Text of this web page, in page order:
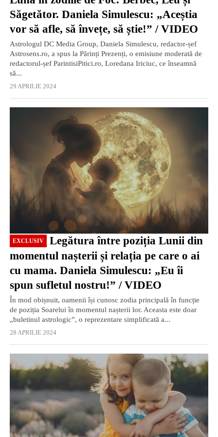
Săgetător. Daniela Simulescu: „Aceștia
vor să afle, să învețe, să știe!” / VIDEO
Astrologul DC Media Group, Daniela Simulescu, redactor-șef
Astrosens.ro, a spus la Părinți Prezenți, o emisiune moderată de
redactorul-șef ParintisiPitici.ro, Loredana Iriciuc, ce înseamnă
să...
29 APRILIE 2024
EXCLUSIV
momentul nașterii și relația pe care o ai
cu mama. Daniela Simulescu: „Eu îi
spun sufletul nostru!” / VIDEO
În mod obișnuit, oamenii își cunosc zodia principală în funcție
de poziția Soarelui în momentul nașterii lor. Aceasta este doar
„buletinul astrologic”, o reprezentare simplificată a...
28 APRILIE 2024